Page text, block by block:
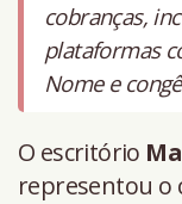
cobranças,
plataformas
Nome e
O escritório
representou o